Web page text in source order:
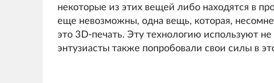
некоторые из этих вещей либо находятся в
еще невозможны, одна вещь, которая,
это 3D-печать. Эту технологию используют
энтузиасты также попробовали свои силы в